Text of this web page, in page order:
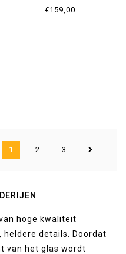
€159,00
1 2 3
hoge kwaliteit
details. Doordat
van het glas wordt